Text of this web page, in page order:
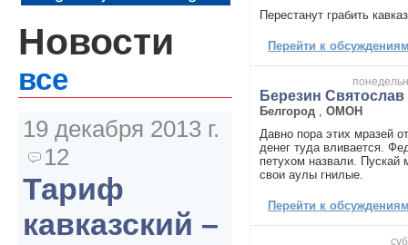
Перестанут грабить
Перейти к
Березин Святослав
Белгород
ОМОН
Давно пора этих мразей
денег туда вливается.
петухом назвали. Пускай
свои аулы гнилые.
Перейти к
Новости
все
19 декабря 2013 г.
12
Тариф
кавказский –